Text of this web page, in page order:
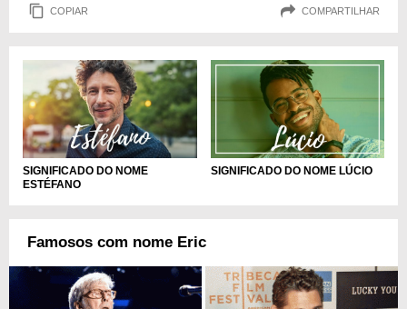
COPIAR COMPARTILHAR
SIGNIFICADO DO NOME
ESTÉFANO
SIGNIFICADO DO NOME LÚCIO
Famosos com nome Eric